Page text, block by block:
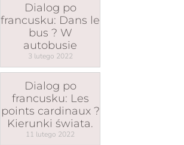
Dialog po
francusku: Dans le
bus ? W
autobusie
3 lutego 2022
Dialog po
francusku: Les
points cardinaux ?
Kierunki świata.
11 lutego 2022